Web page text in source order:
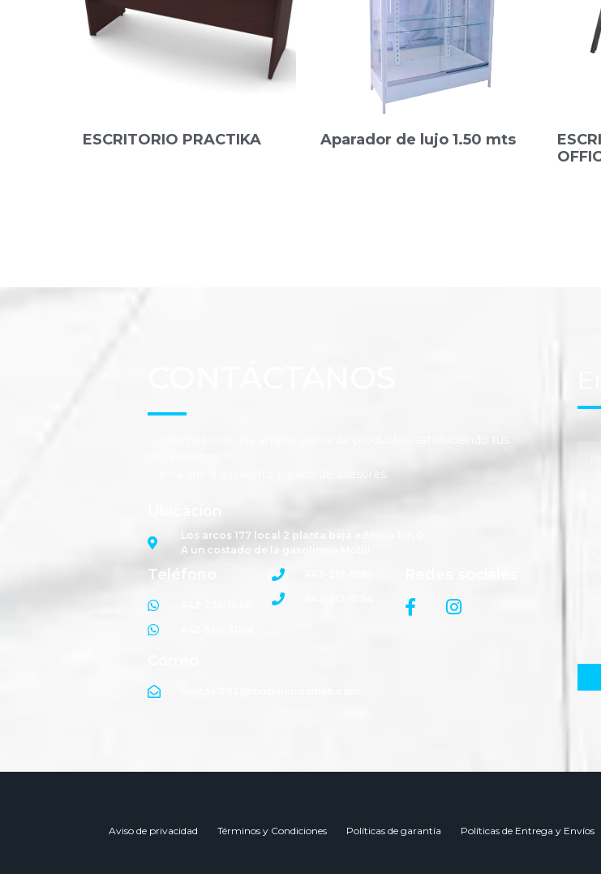
ESCRITORIO PRACTIKA Aparador de lujo 1.50 mts
Llama ahora a nuestro equipo de asesores.
Los arcos 177 local 2 planta baja edificio km 0
A un costado de la gasolinera Móbil
Teléfono
Aviso de privacidad Términos y Condiciones Políticas de garantía Políticas de Entrega y Envíos